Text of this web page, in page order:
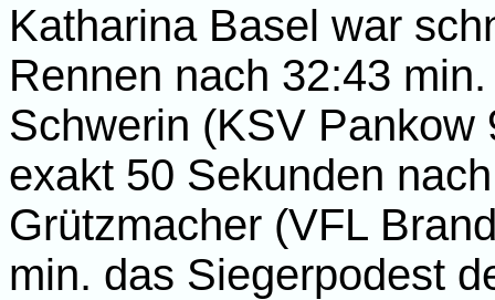
Katharina Basel war
Rennen nach 32:43
Schwerin (KSV Pankow
exakt 50 Sekunden
Grützmacher (VFL
min. das Siegerpodest